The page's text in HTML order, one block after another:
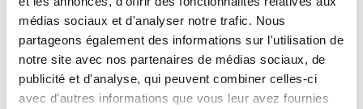
médias sociaux et d'analyser notre trafic. Nous
partageons également des informations sur l'utilisation de
notre site avec nos partenaires de médias sociaux, de
publicité et d'analyse, qui peuvent combiner celles-ci
avec d'autres informations que vous leur avez fournies
Comment peindre les ciels : 10 conseils
Voici quelques conseils pour vous aider à peindre les ciels et les
nuages dans vos paysages.....